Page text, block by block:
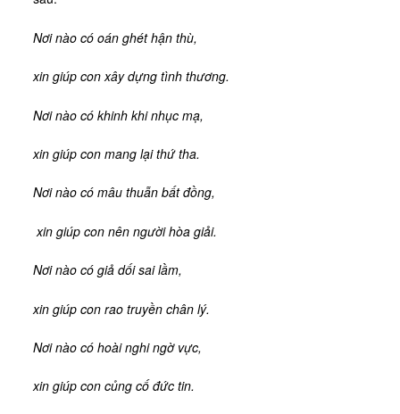
Nơi nào có oán ghét hận thù,
xin giúp con xây dựng tình thương.
Nơi nào có khinh khi nhục mạ,
xin giúp con mang lại thứ tha.
Nơi nào có mâu thuẫn bất đồng,
xin giúp con nên người hòa giải.
Nơi nào có giả dối sai lầm,
xin giúp con rao truyền chân lý.
Nơi nào có hoài nghi ngờ vực,
xin giúp con củng cố đức tin.